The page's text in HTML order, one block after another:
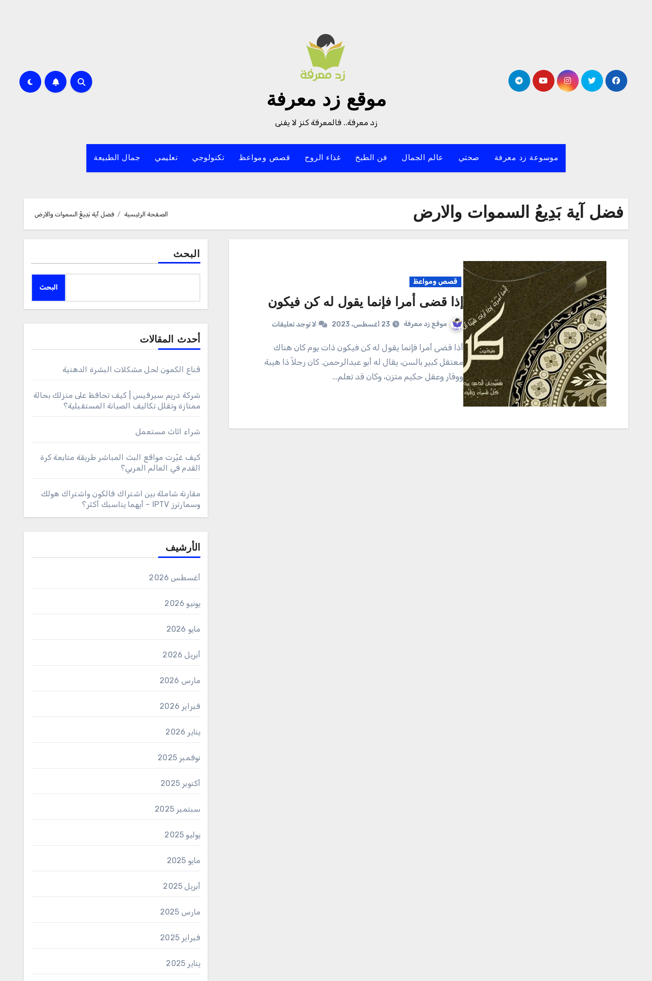
موقع زد معرفة
زد معرفة.. فالمعرفة كنز لا يفنى
موسوعة زد معرفة صحتي عالم الجمال فن الطبخ غذاء الروح قصص ومواعظ تكنولوجي تعليمي جمال الطبيعة
فضل آية بَدِيعُ السموات والارض الصفحة الرئيسية فضل آية بَدِيعُ السموات والارض
قصص ومواعظ
إذا قضى أمرا فإنما يقول له كن فيكون
موقع زد معرفة 23 أغسطس، 2023 لا توجد تعليقات
أذا قضى أمرا فإنما يقول له كن فيكون ذات يوم كان هناك
معتقل كبير بالسن، يقال له أبو عبدالرحمن. كان رجلاً ذا هيبة
ووقار وعقل حكيم متزن، وكان قد تعلم…
البحث
البحث
أحدث المقالات
قناع الكمون لحل مشكلات البشرة الدهنية
شركة دريم سيرفيس | كيف تحافظ على منزلك بحالة
ممتازة وتقلل تكاليف الصيانة المستقبلية؟
شراء اثاث مستعمل
كيف غيّرت مواقع البث المباشر طريقة متابعة كرة
القدم في العالم العربي؟
مقارنة شاملة بين اشتراك فالكون واشتراك هولك
وسمارترز IPTV – أيهما يناسبك أكثر؟
الأرشيف
أغسطس 2026
يونيو 2026
مايو 2026
أبريل 2026
مارس 2026
فبراير 2026
يناير 2026
نوفمبر 2025
أكتوبر 2025
سبتمبر 2025
يوليو 2025
مايو 2025
أبريل 2025
مارس 2025
فبراير 2025
يناير 2025